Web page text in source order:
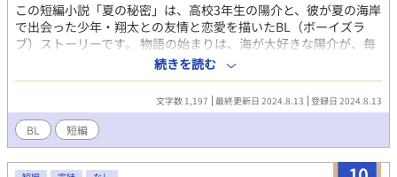
この短編小説「夏の秘密」は、高校3年生の陽介と、彼が夏の海岸
で出会った少年・翔太との友情と恋愛を描いたBL（ボーイズラ
ブ）ストーリーです。 物語の始まりは、海が大好きな陽介が、毎
日のように通う海岸で見知らぬ少年・翔太に出会うところから始
まります。引っ越してきたばかりで友達のいない翔太と、孤独を
感じていた陽介は、次第にお互いに心を開き、特別な絆を築いて
いきます。 この物語は、二人の少年が夏の海を舞台に、自分たち
の気持ちを正直に受け入れ、互いに寄り添っていく過程を描いて
おり、青春の甘酸っぱい感情や初恋の喜びが詰まっています。
続きを読む
文字数 1,197 最終更新日 2024.8.13 登録日 2024.8.13
BL 短編